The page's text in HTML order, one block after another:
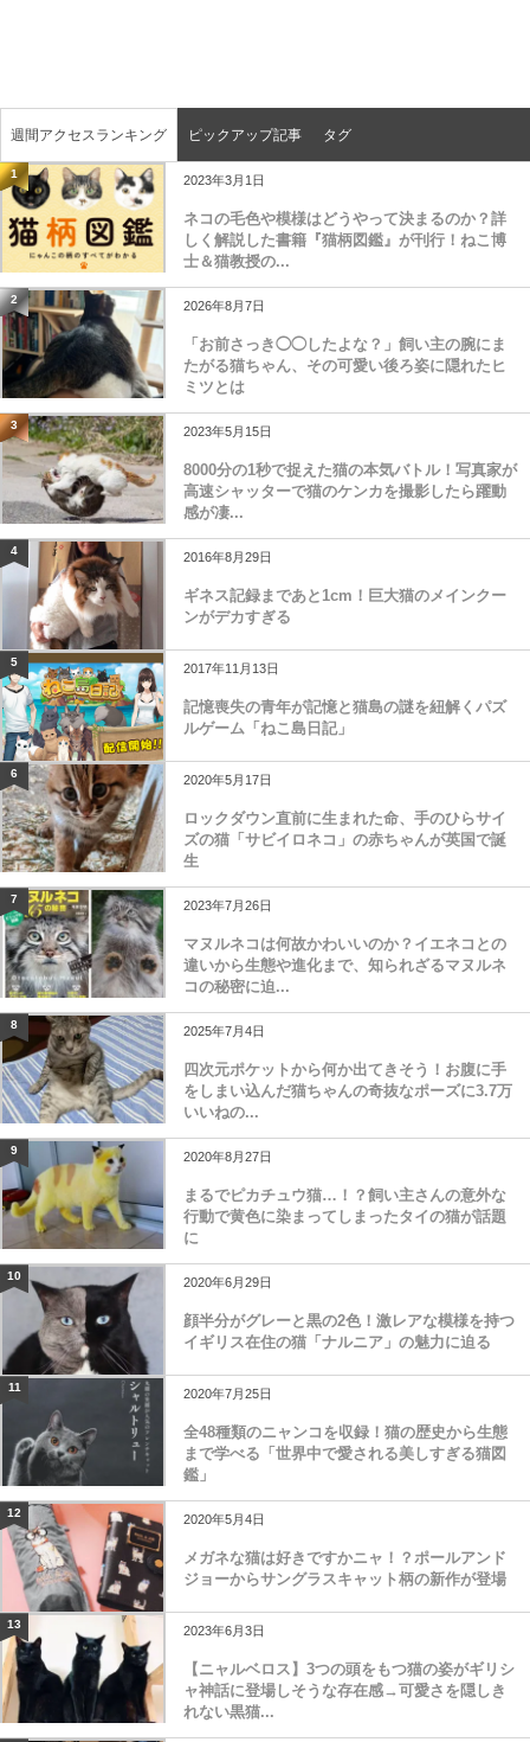
週間アクセスランキング ピックアップ記事 タグ
1 2023年3月1日
ネコの毛色や模様はどうやって決まるのか？詳
しく解説した書籍『猫柄図鑑』が刊行！ねこ博
士＆猫教授の...
2 2026年8月7日
「お前さっき◯◯したよな？」飼い主の腕にま
たがる猫ちゃん、その可愛い後ろ姿に隠れたヒ
ミツとは
3 2023年5月15日
8000分の1秒で捉えた猫の本気バトル！写真家が
高速シャッターで猫のケンカを撮影したら躍動
感が凄...
4 2016年8月29日
ギネス記録まであと1cm！巨大猫のメインクー
ンがデカすぎる
5 2017年11月13日
記憶喪失の青年が記憶と猫島の謎を紐解くパズ
ルゲーム「ねこ島日記」
6 2020年5月17日
ロックダウン直前に生まれた命、手のひらサイ
ズの猫「サビイロネコ」の赤ちゃんが英国で誕
生
7 2023年7月26日
マヌルネコは何故かわいいのか？イエネコとの
違いから生態や進化まで、知られざるマヌルネ
コの秘密に迫...
8 2025年7月4日
四次元ポケットから何か出てきそう！お腹に手
をしまい込んだ猫ちゃんの奇抜なポーズに3.7万
いいねの...
9 2020年8月27日
まるでピカチュウ猫…！？飼い主さんの意外な
行動で黄色に染まってしまったタイの猫が話題
に
10 2020年6月29日
顔半分がグレーと黒の2色！激レアな模様を持つ
イギリス在住の猫「ナルニア」の魅力に迫る
11 2020年7月25日
全48種類のニャンコを収録！猫の歴史から生態
まで学べる「世界中で愛される美しすぎる猫図
鑑」
12 2020年5月4日
メガネな猫は好きですかニャ！？ポールアンド
ジョーからサングラスキャット柄の新作が登場
13 2023年6月3日
【ニャルベロス】3つの頭をもつ猫の姿がギリシ
ャ神話に登場しそうな存在感→可愛さを隠しき
れない黒猫...